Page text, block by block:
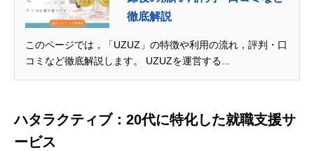
徹底解説
このページでは，「UZUZ」の特徴や利用の流れ，評判・口
コミなど徹底解説します。 UZUZを運営する...
ハタラクティブ：20代に特化した就職支援サ
ービス